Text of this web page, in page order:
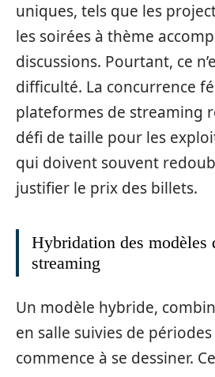
uniques, tels que les
les soirées à thème
discussions. Pourtant, ce
difficulté. La concurrence
plateformes de streaming
défi de taille pour les
qui doivent souvent
justifier le prix des billets.
Hybridation des modèles
streaming
Un modèle hybride,
en salle suivies de
commence à se dessiner.